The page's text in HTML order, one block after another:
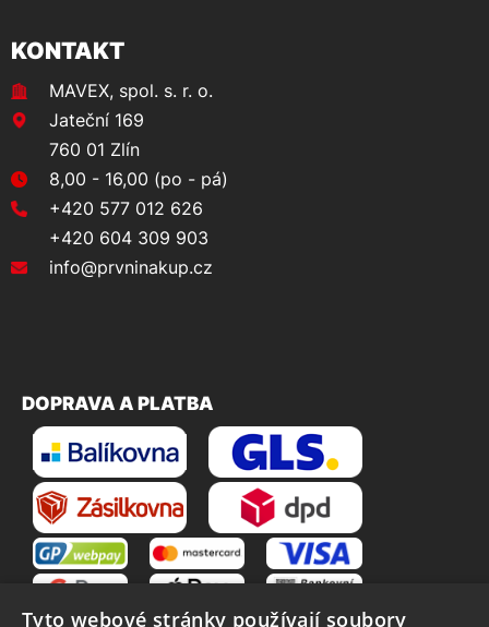
KONTAKT
MAVEX, spol. s. r. o.
Jateční 169
760 01 Zlín
8,00 - 16,00 (po - pá)
+420 577 012 626
+420 604 309 903
info@prvninakup.cz
DOPRAVA A PLATBA
Tyto webové stránky používají soubory